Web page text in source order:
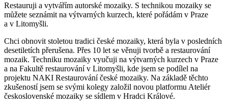
Restauruji a vytvářím autorské mozaiky. S technikou mozaiky se
můžete seznámit na výtvarných kurzech, které pořádám v Praze
a v Litomyšli.
Chci obnovit stoletou tradici české mozaiky, která byla v posledních
desetiletích přerušena. Přes 10 let se věnuji tvorbě a restaurování
mozaik. Techniku mozaiky vyučuji na výtvarných kurzech v Praze
a na Fakultě restaurování v Litomyšli, kde jsem se podílel na
projektu NAKI Restaurování české mozaiky. Na základě těchto
zkušeností jsem se svými kolegy založil novou platformu Ateliér
československé mozaiky se sídlem v Hradci Králové.